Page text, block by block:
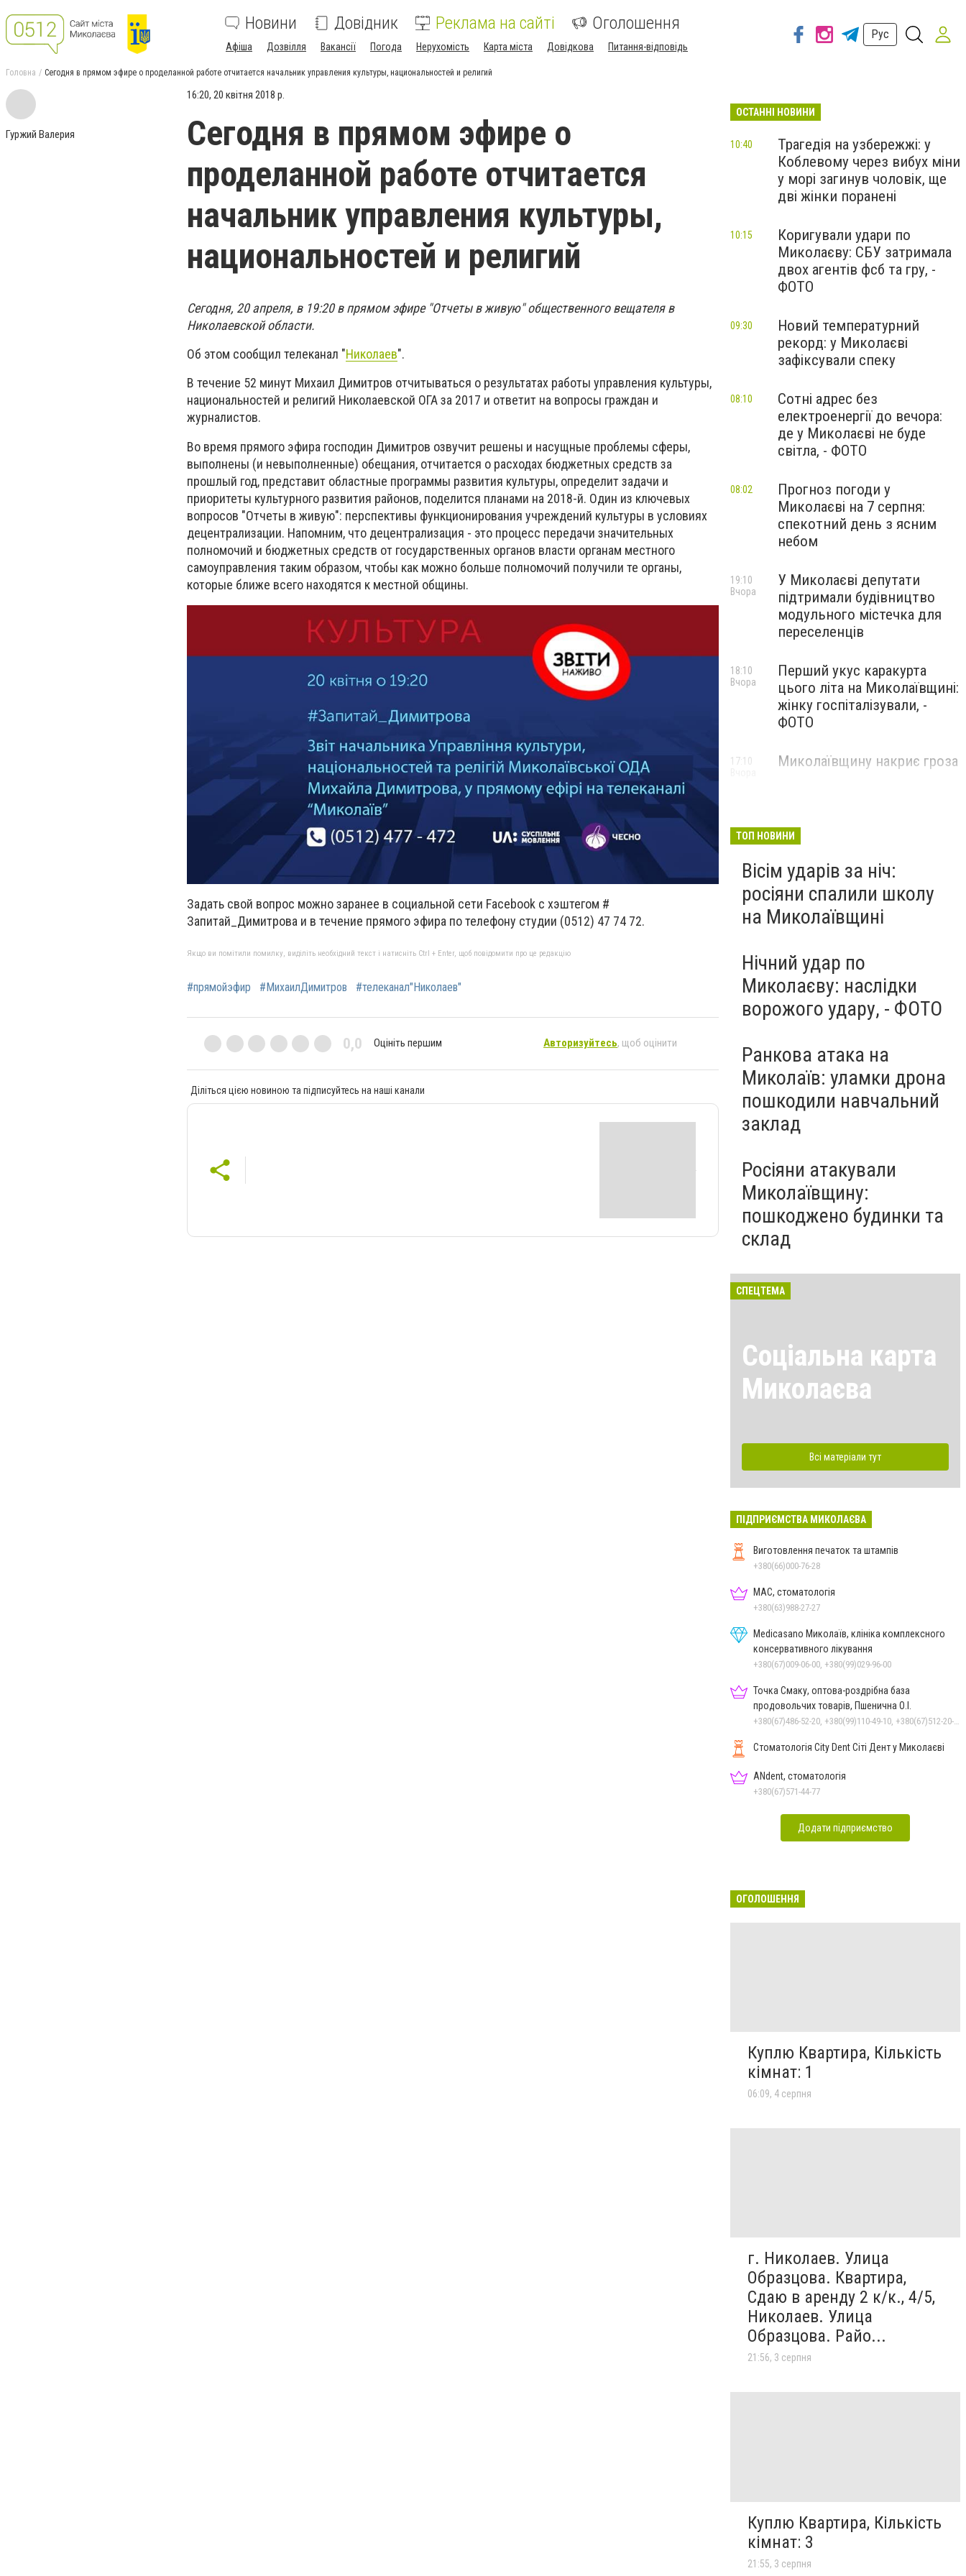
Новини Довідник Реклама на сайті Оголошення
Афіша Дозвілля Вакансії Погода Нерухомість Карта міста Довідкова Питання-відповідь
Рус
Головна Сегодня в прямом эфире о проделанной работе отчитается начальник управления культуры, национальностей и религий
Гуржий Валерия
16:20, 20 квітня 2018 р.
Сегодня в прямом эфире о
проделанной работе отчитается
начальник управления культуры,
национальностей и религий
Сегодня, 20 апреля, в 19:20 в прямом эфире "Отчеты в живую" общественного вещателя в
Николаевской области.
Об этом сообщил телеканал "Николаев".
В течение 52 минут Михаил Димитров отчитываться о результатах работы управления культуры,
национальностей и религий Николаевской ОГА за 2017 и ответит на вопросы граждан и
журналистов.
Во время прямого эфира господин Димитров озвучит решены и насущные проблемы сферы,
выполнены (и невыполненные) обещания, отчитается о расходах бюджетных средств за
прошлый год, представит областные программы развития культуры, определит задачи и
приоритеты культурного развития районов, поделится планами на 2018-й. Один из ключевых
вопросов "Отчеты в живую": перспективы функционирования учреждений культуры в условиях
децентрализации. Напомним, что децентрализация - это процесс передачи значительных
полномочий и бюджетных средств от государственных органов власти органам местного
самоуправления таким образом, чтобы как можно больше полномочий получили те органы,
которые ближе всего находятся к местной общины.
Задать свой вопрос можно заранее в социальной сети Facebook с хэштегом #
Запитай_Димитрова и в течение прямого эфира по телефону студии (0512) 47 74 72.
Якщо ви помітили помилку, виділіть необхідний текст і натисніть Ctrl + Enter, щоб повідомити про це редакцію
#прямойэфир #МихаилДимитров #телеканал"Николаев"
0,0 Оцініть першим Авторизуйтесь, щоб оцінити
Діліться цією новиною та підписуйтесь на наші канали
ОСТАННІ НОВИНИ
Трагедія на узбережжі: у
Коблевому через вибух міни
у морі загинув чоловік, ще
дві жінки поранені
10:40
Коригували удари по
Миколаєву: СБУ затримала
двох агентів фсб та гру, -
ФОТО
10:15
Новий температурний
рекорд: у Миколаєві
зафіксували спеку
09:30
Сотні адрес без
електроенергії до вечора:
де у Миколаєві не буде
світла, - ФОТО
08:10
Прогноз погоди у
Миколаєві на 7 серпня:
спекотний день з ясним
небом
08:02
У Миколаєві депутати
підтримали будівництво
модульного містечка для
переселенців
19:10
Вчора
Перший укус каракурта
цього літа на Миколаївщині:
жінку госпіталізували, -
ФОТО
18:10
Вчора
Миколаївщину накриє гроза
17:10
ТОП НОВИНИ
Вісім ударів за ніч:
росіяни спалили школу
на Миколаївщині
Нічний удар по
Миколаєву: наслідки
ворожого удару, - ФОТО
Ранкова атака на
Миколаїв: уламки дрона
пошкодили навчальний
заклад
Росіяни атакували
Миколаївщину:
пошкоджено будинки та
склад
СПЕЦТЕМА
Соціальна карта
Миколаєва
Всі матеріали тут
ПІДПРИЄМСТВА МИКОЛАЄВА
Виготовлення печаток та штампів
+380(66)000-76-28
МАС, стоматологія
+380(63)988-27-27
Medicasano Миколаїв, клініка комплексного
консервативного лікування
+380(67)009-06-00, +380(99)029-96-00
Точка Смаку, оптова-роздрібна база
продовольчих товарів, Пшенична О.І.
Стоматологія City Dent Сіті Дент у Миколаєві
ANdent, стоматологія
+380(67)571-44-77
Додати підприємство
ОГОЛОШЕННЯ
Куплю Квартира, Кількість
кімнат: 1
06:09, 4 серпня
г. Николаев. Улица
Образцова. Квартира,
Сдаю в аренду 2 к/к., 4/5,
Николаев. Улица
Образцова. Райо...
21:56, 3 серпня
Куплю Квартира, Кількість
кімнат: 3
21:55, 3 серпня